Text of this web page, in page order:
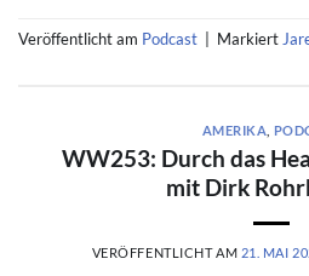
Veröffentlicht am Podcast Markiert
AMERIKA
WW253: Durch das
mit Dirk
VERÖFFENTLICHT AM 21. MAI